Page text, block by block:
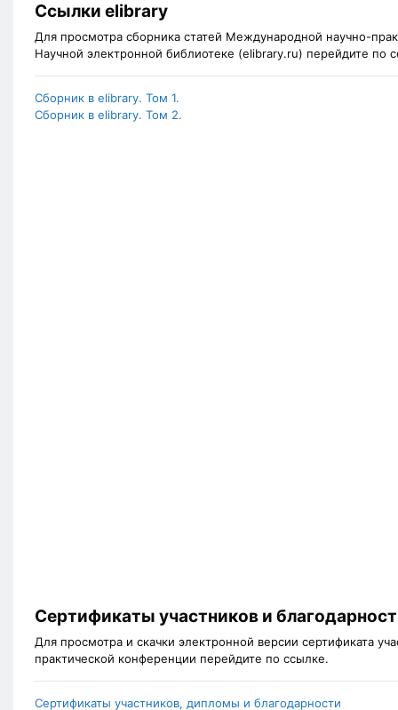
Ссылки elibrary
Для просмотра сборника статей Международной научно-
Научной электронной библиотеке (elibrary.ru) перейдите по
Сборник в elibrary. Том 1.
Сборник в elibrary. Том 2.
Сертификаты участников и
Для просмотра и скачки электронной версии сертификата
практической конференции перейдите по ссылке.
Сертификаты участников, дипломы и благодарности